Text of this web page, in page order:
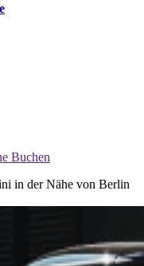
Buchen
in der Nähe von Berlin